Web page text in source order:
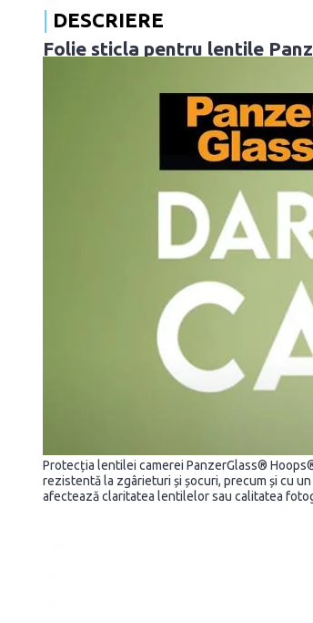
DESCRIERE
Folie sticla pentru lentile
Protecția lentilei camerei PanzerGlass®
rezistentă la zgârieturi și șocuri, precum și cu
afectează claritatea lentilelor sau calitatea